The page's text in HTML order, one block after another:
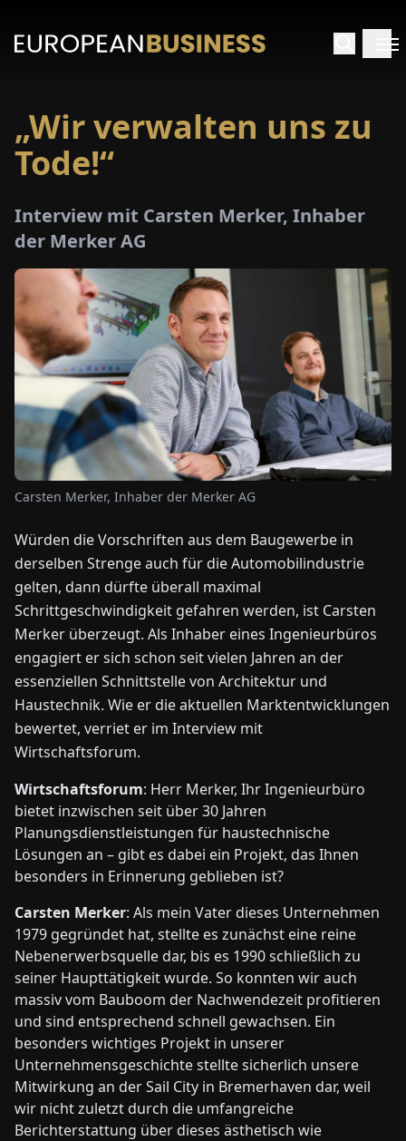
PAPER
NEWS
ENDE FRESIT NLPLHU
KONTAKT
ZU
UNS
„Wir verwalten uns zu
Tode!“
Interview mit Carsten Merker, Inhaber
der Merker AG
Carsten Merker, Inhaber der Merker AG
Würden die Vorschriften aus dem Baugewerbe in
derselben Strenge auch für die Automobilindustrie
gelten, dann dürfte überall maximal
Schrittgeschwindigkeit gefahren werden, ist Carsten
Merker überzeugt. Als Inhaber eines Ingenieurbüros
engagiert er sich schon seit vielen Jahren an der
essenziellen Schnittstelle von Architektur und
Haustechnik. Wie er die aktuellen Marktentwicklungen
bewertet, verriet er im Interview mit
Wirtschaftsforum.
Wirtschaftsforum: Herr Merker, Ihr Ingenieurbüro
bietet inzwischen seit über 30 Jahren
Planungsdienstleistungen für haustechnische
Lösungen an – gibt es dabei ein Projekt, das Ihnen
besonders in Erinnerung geblieben ist?
Carsten Merker: Als mein Vater dieses Unternehmen
1979 gegründet hat, stellte es zunächst eine reine
Nebenerwerbsquelle dar, bis es 1990 schließlich zu
seiner Haupttätigkeit wurde. So konnten wir auch
massiv vom Bauboom der Nachwendezeit profitieren
und sind entsprechend schnell gewachsen. Ein
besonders wichtiges Projekt in unserer
Unternehmensgeschichte stellte sicherlich unsere
Mitwirkung an der Sail City in Bremerhaven dar, weil
wir nicht zuletzt durch die umfangreiche
Berichterstattung über dieses ästhetisch wie